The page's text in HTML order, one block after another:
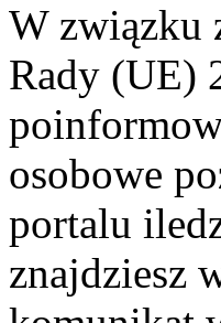
W związku
Rady (UE)
osobowe
portalu
znajdziesz